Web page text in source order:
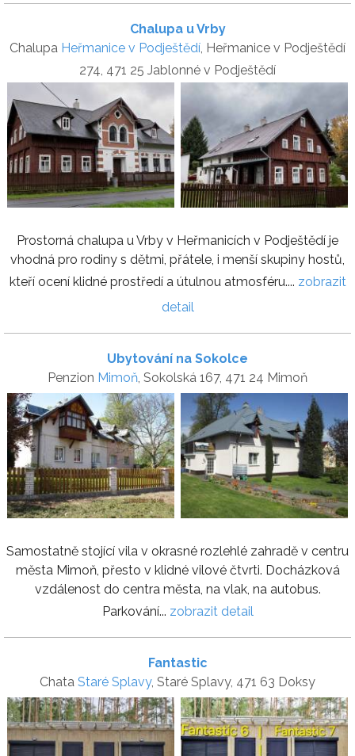
Chalupa u Vrby
Chalupa Heřmanice v Podještědí , Heřmanice v Podještědí
274, 471 25 Jablonné v Podještědí
Prostorná chalupa u Vrby v Heřmanicích v Podještědí je
vhodná pro rodiny s dětmi, přátele, i menší skupiny hostů,
kteří ocení klidné prostředí a útulnou atmosféru.... zobrazit
detail
Ubytování na Sokolce
Penzion Mimoň , Sokolská 167, 471 24 Mimoň
Samostatně stojící vila v okrasné rozlehlé zahradě v centru
města Mimoň, přesto v klidné vilové čtvrti. Docházková
vzdálenost do centra města, na vlak, na autobus.
Parkování... zobrazit detail
Fantastic
Chata Staré Splavy, Staré Splavy, 471 63 Doksy